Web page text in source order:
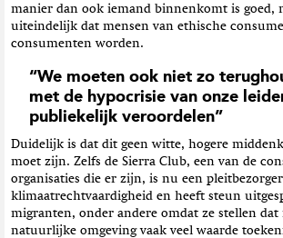
manier dan ook iemand binnenkomt is goed,
uiteindelijk dat mensen van ethische
consumenten worden.
“We moeten ook niet zo
met de hypocrisie van onze
publiekelijk veroordelen”
Duidelijk is dat dit geen witte, hogere
moet zijn. Zelfs de Sierra Club, een van de
organisaties die er zijn, is nu een
klimaatrechtvaardigheid en heeft steun
migranten, onder andere omdat ze stellen
natuurlijke omgeving vaak veel waarde